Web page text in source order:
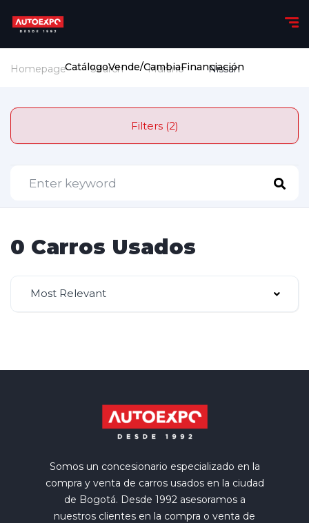
CatálogoVende/CambiaFinanciación
Homepage Search Murano Nissan
Filters (2)
0 Carros Usados
Most Relevant
Somos un concesionario especializado en la
compra y venta de carros usados en la ciudad
de Bogotá. Desde 1992 asesoramos a
nuestros clientes en la compra o venta de